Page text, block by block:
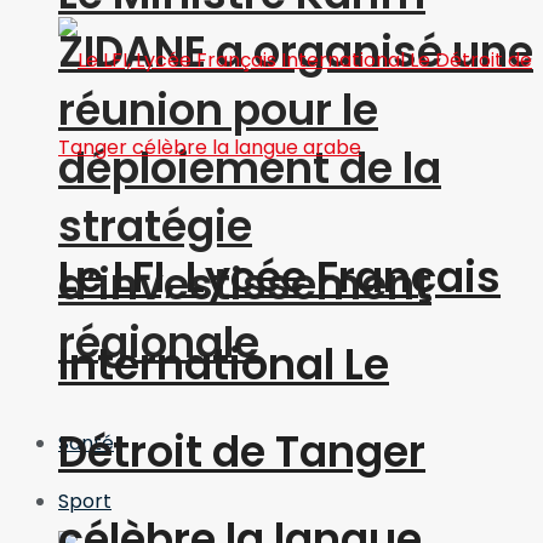
ZIDANE a organisé une
réunion pour le
déploiement de la
stratégie
d’investissement
régionale
Santé
Sport
Le LFI, Lycée Français
International Le
Détroit de Tanger